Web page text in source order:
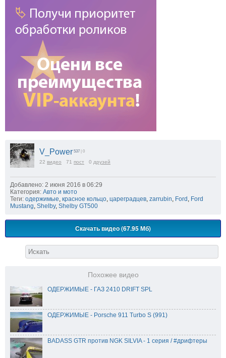
V_Power 537 | 0
22 видео 71 пост 0 друзей
Добавлено: 2 июня 2016 в 06:29
Категория: Авто и мото
Теги: одержимые, красное кольцо, цареградцев, zarrubin, Ford , Ford
Mustang, Shelby, Shelby GT500
Скачать видео (67.95 Мб)
Похожее видео
ОДЕРЖИМЫЕ - ГАЗ 2410 DRIFT SPL
ОДЕРЖИМЫЕ - Porsche 911 Turbo S (991)
BADASS GTR против NGK SILVIA - 1 серия / #дрифтеры